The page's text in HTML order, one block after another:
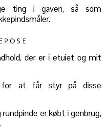
ting i gaven, så som
der er i etuiet og mit
for at får styr på disse
er købt i genbrug,